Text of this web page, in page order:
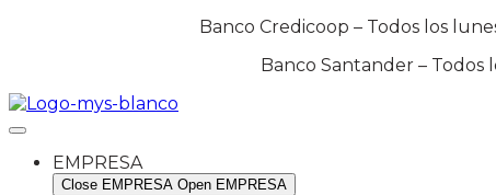
Banco Credicoop – Todos los
Banco Santander – Todos
EMPRESA
Close EMPRESA Open EMPRESA